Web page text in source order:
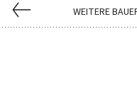
WEITERE